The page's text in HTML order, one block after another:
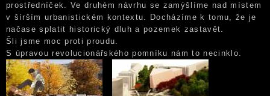
prostředníček. Ve druhém návrhu se zamýšlíme nad místem
v šírším urbanistickém kontextu. Docházíme k tomu, že je
načase splatit historický dluh a pozemek zastavět.
Šli jsme moc proti proudu.
S úpravou revolucionářského pomníku nám to necinklo.